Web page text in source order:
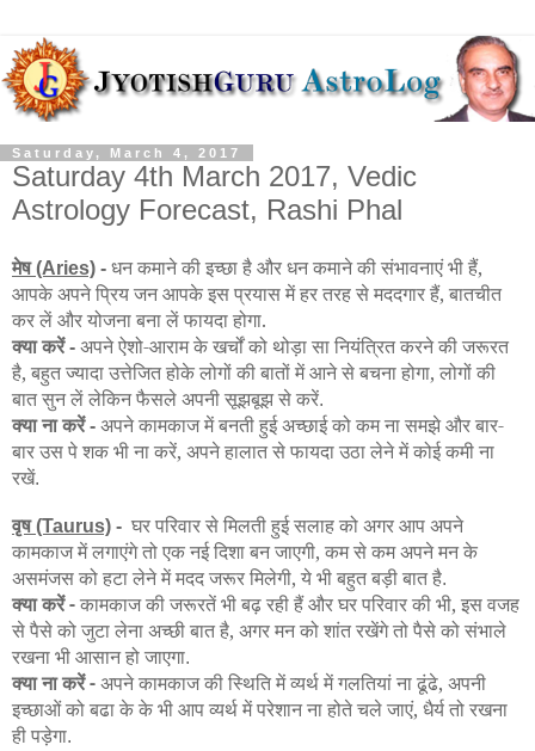
Saturday, March 4, 2017
Saturday 4th March 2017, Vedic
Astrology Forecast, Rashi Phal
मेष(Aries) - धन कमाने की इच्छा है और धन कमाने की संभावनाएं भी हैं,
आपके अपने प्रिय जन आपके इस प्रयास में हर तरह से मददगार हैं, बातचीत
कर लें और योजना बना लें फायदा होगा.
क्या करें- अपने ऐशो-आराम के खर्चों को थोड़ा सा नियंत्रित करने की जरूरत
है, बहुत ज्यादा उत्तेजित होके लोगों की बातों में आने से बचना होगा, लोगों की
बात सुन लें लेकिन फैसले अपनी सूझबूझ से करें.
क्या ना करें- अपने कामकाज में बनती हुई अच्छाई को कम ना समझे और बार-
बार उस पे शक भी ना करें, अपने हालात से फायदा उठा लेने में कोई कमी ना
रखें.
वृष(Taurus) - घर परिवार से मिलती हुई सलाह को अगर आप अपने
कामकाज में लगाएंगे तो एक नई दिशा बन जाएगी, कम से कम अपने मन के
असमंजस को हटा लेने में मदद जरूर मिलेगी, ये भी बहुत बड़ी बात है.
क्या करें -कामकाज की जरूरतें भी बढ़ रही हैं और घर परिवार की भी, इस वजह
से पैसे को जुटा लेना अच्छी बात है, अगर मन को शांत रखेंगे तो पैसे को संभाले
रखना भी आसान हो जाएगा.
क्या ना करें -अपने कामकाज की स्थिति में व्यर्थ में गलतियां ना ढूंढे, अपनी
इच्छाओं को बढा के के भी आप व्यर्थ में परेशान ना होते चले जाएं, धैर्य तो रखना
ही पड़ेगा.